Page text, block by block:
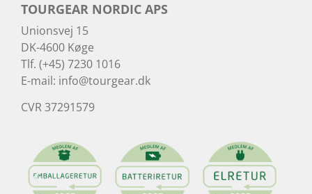
TOURGEAR NORDIC APS
Unionsvej 15
DK-4600 Køge
Tlf. (+45) 7230 1016
E-mail: info@tourgear.dk
CVR 37291579